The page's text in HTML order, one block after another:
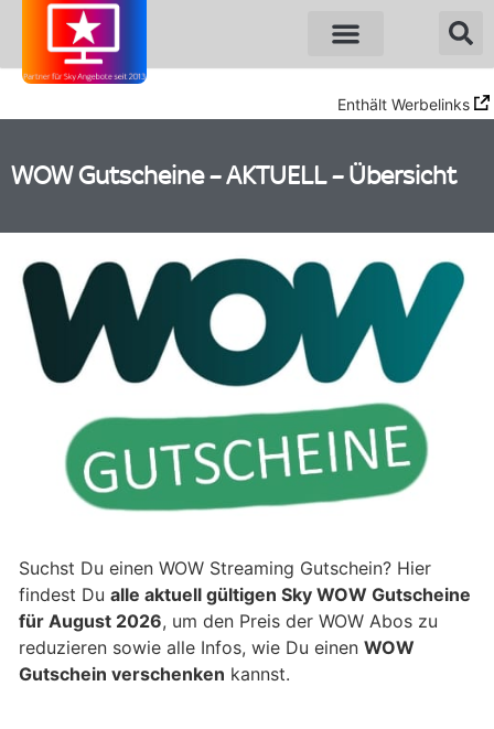
Enthält Werbelinks
WOW Gutscheine – AKTUELL – Übersicht
Suchst Du einen WOW Streaming Gutschein? Hier
findest Du alle aktuell gültigen Sky WOW Gutscheine
für August 2026, um den Preis der WOW Abos zu
reduzieren sowie alle Infos, wie Du einen WOW
Gutschein verschenken kannst.